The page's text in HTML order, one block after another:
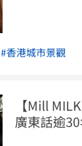
#香港城市景觀
【Mill
廣東話逾